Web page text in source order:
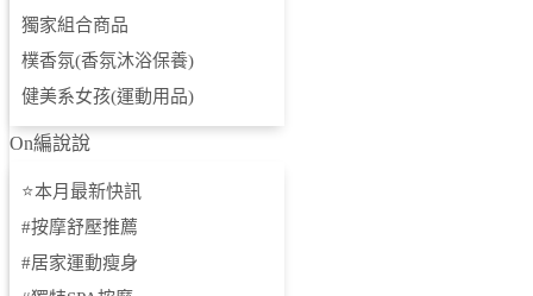
獨家組合商品
樸香氛(香氛沐浴保養)
健美系女孩(運動用品)
On編說說
⭐本月最新快訊
#按摩舒壓推薦
#居家運動瘦身
美胸專區
體雕塑身專區
美肌美睫專區